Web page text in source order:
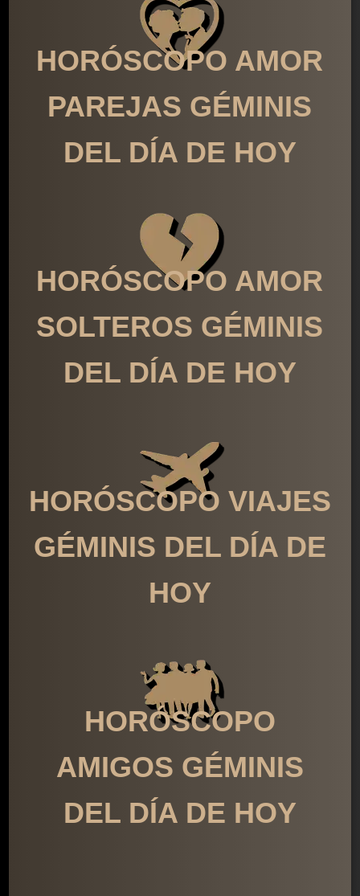
HORÓSCOPO AMOR
PAREJAS GÉMINIS
DEL DÍA DE HOY
HORÓSCOPO AMOR
SOLTEROS GÉMINIS
DEL DÍA DE HOY
HORÓSCOPO VIAJES
GÉMINIS DEL DÍA DE
HOY
HORÓSCOPO
AMIGOS GÉMINIS
DEL DÍA DE HOY